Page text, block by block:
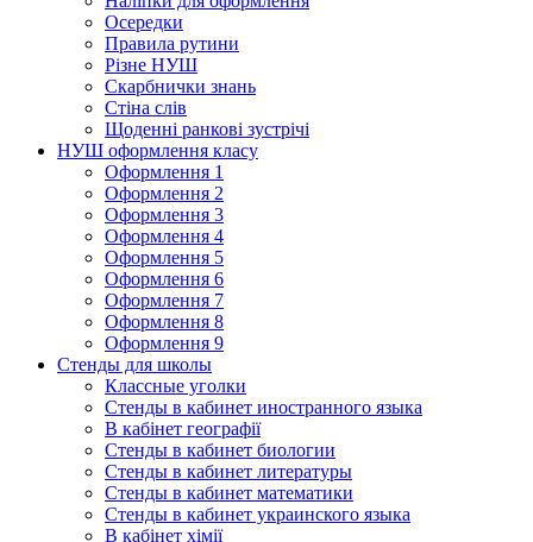
Осередки
Правила рутини
Різне НУШ
Скарбнички знань
Стіна слів
Щоденні ранкові зустрічі
НУШ оформлення класу
Оформлення 1
Оформлення 2
Оформлення 3
Оформлення 4
Оформлення 5
Оформлення 6
Оформлення 7
Оформлення 8
Оформлення 9
Стенды для школы
Классные уголки
Стенды в кабинет иностранного языка
В кабінет географії
Стенды в кабинет биологии
Стенды в кабинет литературы
Стенды в кабинет математики
Стенды в кабинет украинского языка
В кабінет хімії